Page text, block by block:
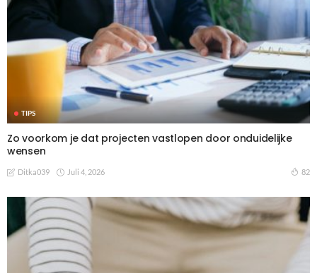
TIPS
Zo voorkom je dat projecten vastlopen door onduidelijke
wensen
Ditka039 Juli 4, 2026 82